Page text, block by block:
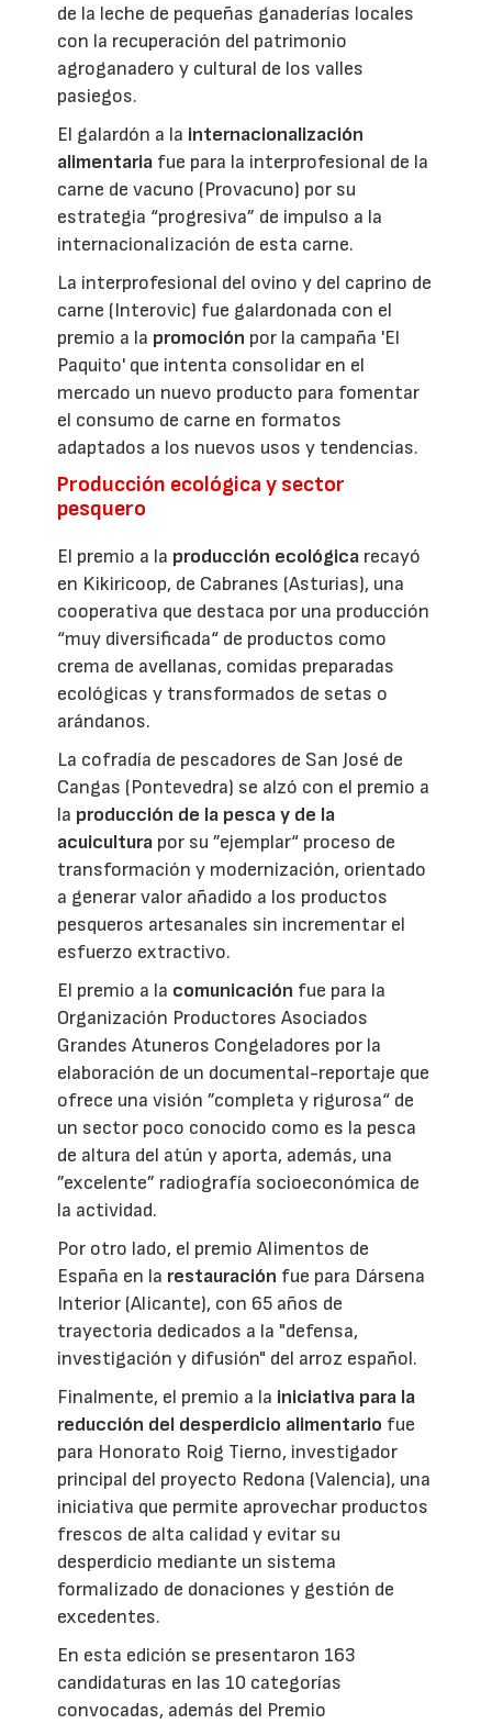
de la leche de pequeñas ganaderías locales
con la recuperación del patrimonio
agroganadero y cultural de los valles
pasiegos.
El galardón a la internacionalización
alimentaria fue para la interprofesional de la
carne de vacuno (Provacuno) por su
estrategia “progresiva” de impulso a la
internacionalización de esta carne.
La interprofesional del ovino y del caprino de
carne (Interovic) fue galardonada con el
premio a la promoción por la campaña 'El
Paquito' que intenta consolidar en el
mercado un nuevo producto para fomentar
el consumo de carne en formatos
adaptados a los nuevos usos y tendencias.
Producción ecológica y sector
pesquero
El premio a la producción ecológica recayó
en Kikiricoop, de Cabranes (Asturias), una
cooperativa que destaca por una producción
“muy diversificada“ de productos como
crema de avellanas, comidas preparadas
ecológicas y transformados de setas o
arándanos.
La cofradía de pescadores de San José de
Cangas (Pontevedra) se alzó con el premio a
la producción de la pesca y de la
acuicultura por su ”ejemplar“ proceso de
transformación y modernización, orientado
a generar valor añadido a los productos
pesqueros artesanales sin incrementar el
esfuerzo extractivo.
El premio a la comunicación fue para la
Organización Productores Asociados
Grandes Atuneros Congeladores por la
elaboración de un documental-reportaje que
ofrece una visión ”completa y rigurosa“ de
un sector poco conocido como es la pesca
de altura del atún y aporta, además, una
”excelente” radiografía socioeconómica de
la actividad.
Por otro lado, el premio Alimentos de
España en la restauración fue para Dársena
Interior (Alicante), con 65 años de
trayectoria dedicados a la "defensa,
investigación y difusión" del arroz español.
Finalmente, el premio a la iniciativa para la
reducción del desperdicio alimentario fue
para Honorato Roig Tierno, investigador
principal del proyecto Redona (Valencia), una
iniciativa que permite aprovechar productos
frescos de alta calidad y evitar su
desperdicio mediante un sistema
formalizado de donaciones y gestión de
excedentes.
En esta edición se presentaron 163
candidaturas en las 10 categorías
convocadas, además del Premio